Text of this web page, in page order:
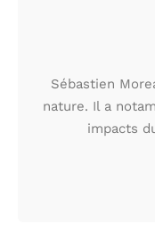
Sébastien
nature. Il a
impacts